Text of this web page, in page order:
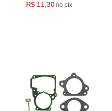
R$ 11,30 no pix